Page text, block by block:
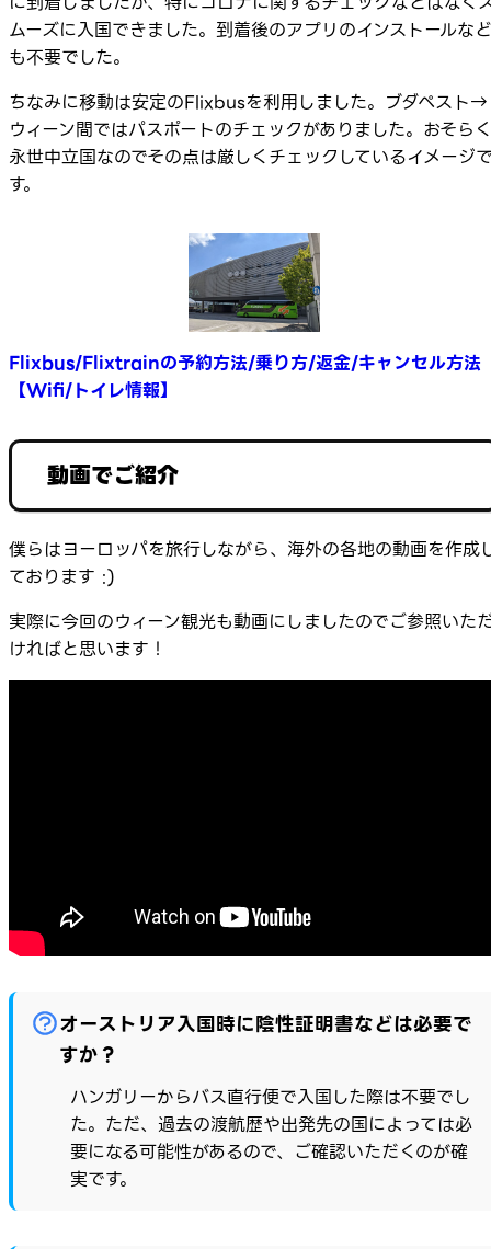
ムーズに入国できました。到着後のアプリのインストールなど
も不要でした。
ちなみに移動は安定のFlixbusを利用しました。ブダペスト→
ウィーン間ではパスポートのチェックがありました。おそらく
永世中立国なのでその点は厳しくチェックしているイメージ
す。
Flixbus/Flixtrainの予約方法/乗り方/返金/キャンセル方法
【Wifi/トイレ情報】
動画でご紹介
僕らはヨーロッパを旅行しながら、海外の各地の動画を作成
ております :)
実際に今回のウィーン観光も動画にしましたのでご参照いた
ければと思います！
オーストリア入国時に陰性証明書などは必要で
すか？
ハンガリーからバス直行便で入国した際は不要でし
た。ただ、過去の渡航歴や出発先の国によっては必
要になる可能性があるので、ご確認いただくのが確
実です。